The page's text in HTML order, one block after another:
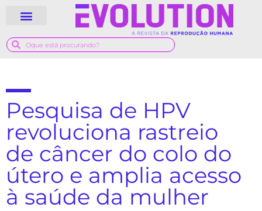
Pesquisa de HPV
revoluciona rastreio
de câncer do colo do
útero e amplia acesso
à saúde da mulher